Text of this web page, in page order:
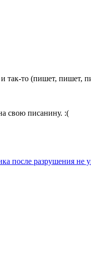
то (пишет, пишет,
свою писанину. :(
после разрушения